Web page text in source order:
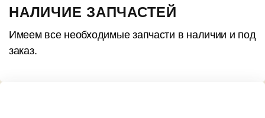
НАЛИЧИЕ ЗАПЧАСТЕЙ
Имеем все необходимые запчасти в наличии и под
заказ.